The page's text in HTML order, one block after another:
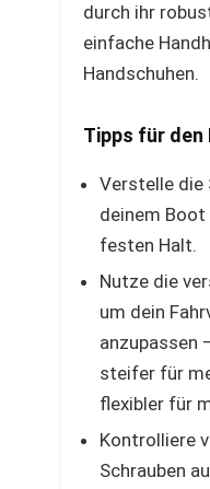
durch ihr
einfache
Handschuhen.
Tipps für den
Verstelle die
deinem Boot
festen Halt.
Nutze die
um dein
anzupassen
steifer für
flexibler für
Kontrolliere
Schrauben